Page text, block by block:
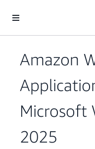
Amazon
Microsoft
2025